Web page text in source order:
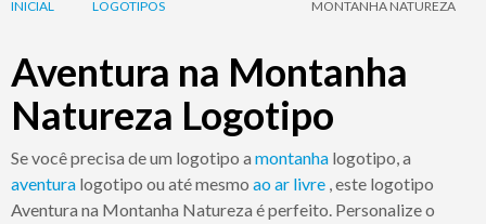
INICIAL
LOGOTIPOS
MONTANHA NATUREZA
Aventura na Montanha
Natureza Logotipo
Se você precisa de um logotipo a montanha logotipo, a
aventura logotipo ou até mesmo ao ar livre , este logotipo
Aventura na Montanha Natureza é perfeito. Personalize o